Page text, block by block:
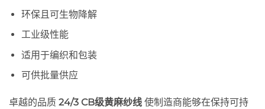
环保且可生物降解
工业级性能
适用于编织和包装
可供批量供应
卓越的品质 24/3 CB级黄麻纱线 使制造商能够在保持可持